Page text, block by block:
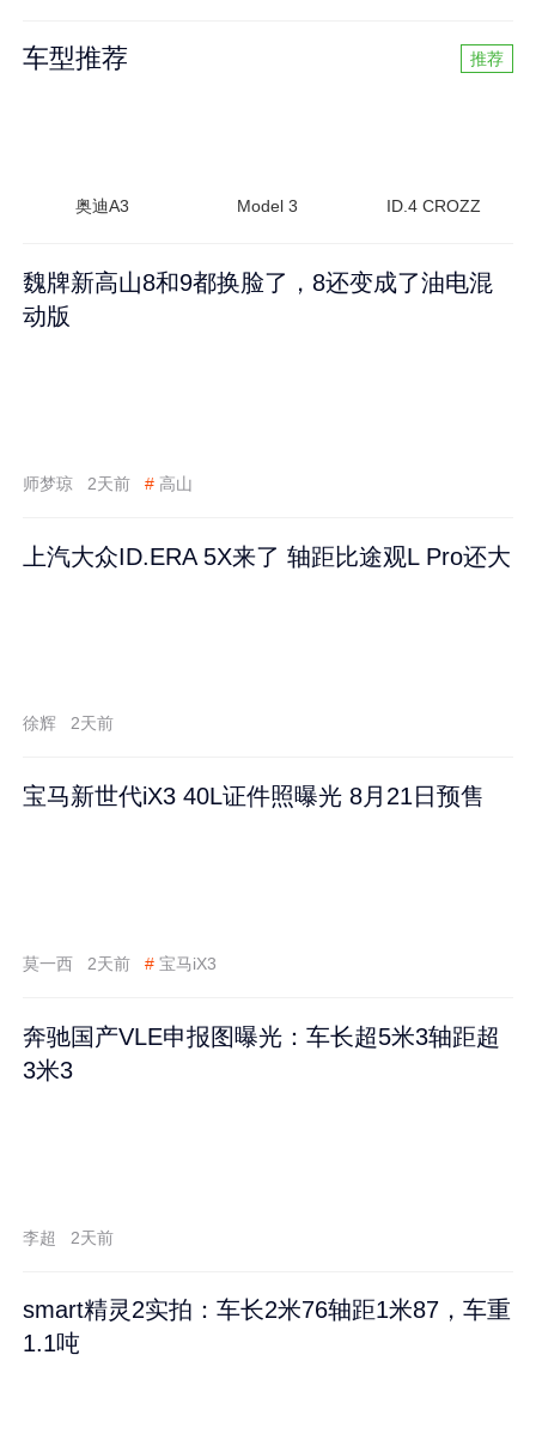
车型推荐 推荐
奥迪A3 Model 3 ID.4 CROZZ
魏牌新高山8和9都换脸了，8还变成了油电混
动版
师梦琼 2天前 # 高山
上汽大众ID.ERA 5X来了 轴距比途观L Pro还大
徐辉 2天前
宝马新世代iX3 40L证件照曝光 8月21日预售
莫一西 2天前 # 宝马iX3
奔驰国产VLE申报图曝光：车长超5米3轴距超
3米3
李超 2天前
smart精灵2实拍：车长2米76轴距1米87，车重
1.1吨